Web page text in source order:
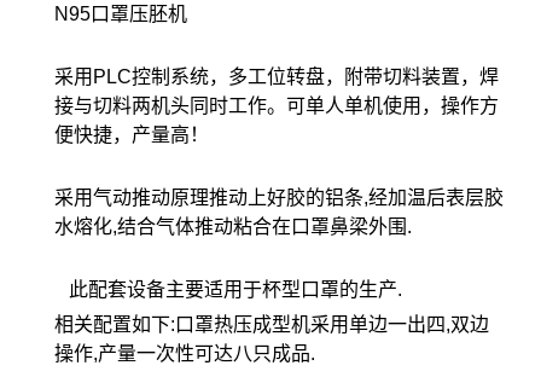
N95口罩压胚机
采用PLC控制系统，多工位转盘，附带切料装置，焊
接与切料两机头同时工作。可单人单机使用，操作方
便快捷，产量高！
采用气动推动原理推动上好胶的铝条,经加温后表层胶
水熔化,结合气体推动粘合在口罩鼻梁外围.
此配套设备主要适用于杯型口罩的生产.
相关配置如下:口罩热压成型机采用单边一出四,双边
操作,产量一次性可达八只成品.